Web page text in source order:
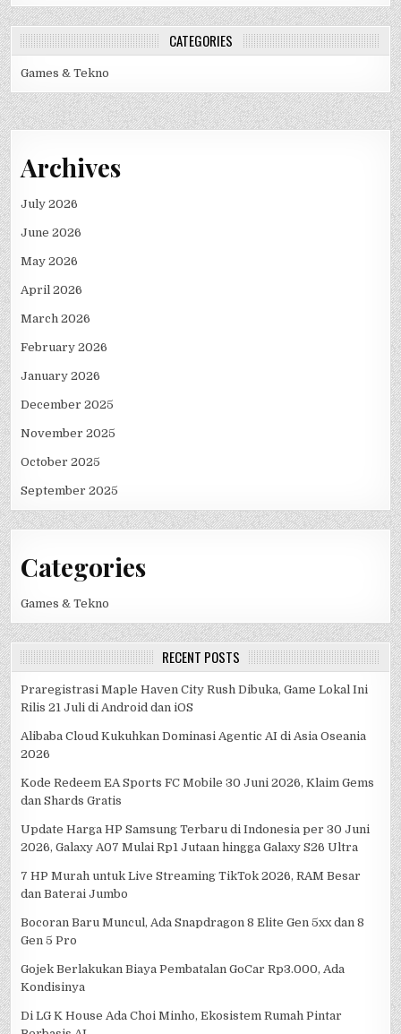
CATEGORIES
Games & Tekno
Archives
July 2026
June 2026
May 2026
April 2026
March 2026
February 2026
January 2026
December 2025
November 2025
October 2025
September 2025
Categories
Games & Tekno
RECENT POSTS
Praregistrasi Maple Haven City Rush Dibuka, Game Lokal Ini
Rilis 21 Juli di Android dan iOS
Alibaba Cloud Kukuhkan Dominasi Agentic AI di Asia Oseania
2026
Kode Redeem EA Sports FC Mobile 30 Juni 2026, Klaim Gems
dan Shards Gratis
Update Harga HP Samsung Terbaru di Indonesia per 30 Juni
2026, Galaxy A07 Mulai Rp1 Jutaan hingga Galaxy S26 Ultra
7 HP Murah untuk Live Streaming TikTok 2026, RAM Besar
dan Baterai Jumbo
Bocoran Baru Muncul, Ada Snapdragon 8 Elite Gen 5xx dan 8
Gen 5 Pro
Gojek Berlakukan Biaya Pembatalan GoCar Rp3.000, Ada
Kondisinya
Di LG K House Ada Choi Minho, Ekosistem Rumah Pintar